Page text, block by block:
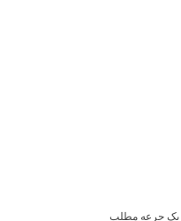
یک جرعه مطلب